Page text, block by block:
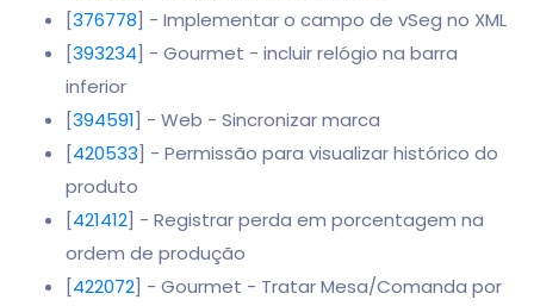
[376778] - Implementar o campo de vSeg no XML
[393234] - Gourmet - incluir relógio na barra
inferior
[394591] - Web - Sincronizar marca
[420533] - Permissão para visualizar histórico do
produto
[421412] - Registrar perda em porcentagem na
ordem de produção
[422072] - Gourmet - Tratar Mesa/Comanda por